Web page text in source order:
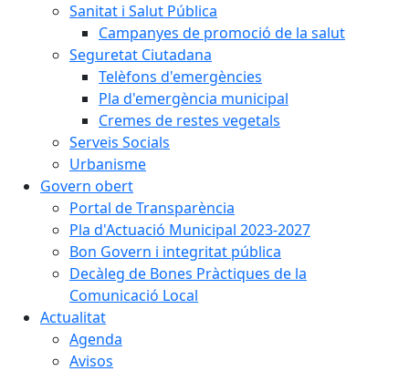
Sanitat i Salut Pública
Campanyes de promoció de la salut
Seguretat Ciutadana
Telèfons d'emergències
Pla d'emergència municipal
Cremes de restes vegetals
Serveis Socials
Urbanisme
Govern obert
Portal de Transparència
Pla d'Actuació Municipal 2023-2027
Bon Govern i integritat pública
Decàleg de Bones Pràctiques de la
Comunicació Local
Actualitat
Agenda
Avisos